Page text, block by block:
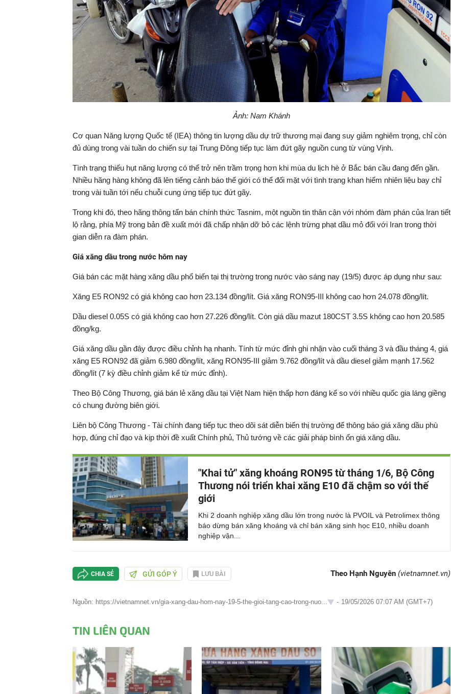
Ảnh: Nam Khánh
Cơ quan Năng lượng Quốc tế (IEA) thông tin lượng dầu dự trữ thương mại đang suy giảm nghiêm trọng, chỉ còn
đủ dùng trong vài tuần do chiến sự tại Trung Đông tiếp tục làm đứt gãy nguồn cung từ vùng Vịnh.
Tình trạng thiếu hụt năng lượng có thể trở nên trầm trọng hơn khi mùa du lịch hè ở Bắc bán cầu đang đến gần.
Nhiều hãng hàng không đã lên tiếng cảnh báo thế giới có thể đối mặt với tình trạng khan hiếm nhiên liệu bay chỉ
trong vài tuần tới nếu chuỗi cung ứng tiếp tục đứt gãy.
Trong khi đó, theo hãng thông tấn bán chính thức Tasnim, một nguồn tin thân cận với nhóm đàm phán của Iran tiết
lộ rằng, phía Mỹ trong bản đề xuất mới đã chấp nhận dỡ bỏ các lệnh trừng phạt dầu mỏ đối với Iran trong thời
gian diễn ra đàm phán.
Giá xăng dầu trong nước hôm nay
Giá bán các mặt hàng xăng dầu phổ biến tại thị trường trong nước vào sáng nay (19/5) được áp dụng như sau:
Xăng E5 RON92 có giá không cao hơn 23.134 đồng/lít. Giá xăng RON95-III không cao hơn 24.078 đồng/lít.
Dầu diesel 0.05S có giá không cao hơn 27.226 đồng/lít. Còn giá dầu mazut 180CST 3.5S không cao hơn 20.585
đồng/kg.
Giá xăng dầu gần đây được điều chỉnh hạ nhanh. Tính từ mức đỉnh ghi nhận vào cuối tháng 3 và đầu tháng 4, giá
xăng E5 RON92 đã giảm 6.980 đồng/lít, xăng RON95-III giảm 9.762 đồng/lít và dầu diesel giảm mạnh 17.562
đồng/lít (7 kỳ điều chỉnh giảm kể từ mức đỉnh).
Theo Bộ Công Thương, giá bán lẻ xăng dầu tại Việt Nam hiện thấp hơn đáng kể so với nhiều quốc gia láng giềng
có chung đường biên giới.
Liên bộ Công Thương - Tài chính đang tiếp tục theo dõi sát diễn biến thị trường để thông báo giá xăng dầu phù
hợp, đúng chỉ đạo và kịp thời đề xuất Chính phủ, Thủ tướng về các giải pháp bình ổn giá xăng dầu.
"Khai tử" xăng khoáng RON95 từ tháng 1/6, Bộ Công
Thương nói triển khai xăng E10 đã chậm so với thế
giới
Khi 2 doanh nghiệp xăng dầu lớn trong nước là PVOIL và Petrolimex thông
báo dừng bán xăng khoáng và chỉ bán xăng sinh học E10, nhiều doanh
nghiệp vận...
CHIA SẺ GỬI GÓP Ý LƯU BÀI Theo Hạnh Nguyên (vietnamnet.vn)
Nguồn: https://vietnamnet.vn/gia-xang-dau-hom-nay-19-5-the-gioi-tang-cao-trong-nuo... - 19/05/2026 07:07 AM (GMT+7)
TIN LIÊN QUAN